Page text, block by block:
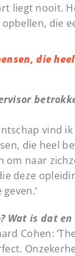
liegt nooit.
die
die
vind
die heel
om naar
deze
Wat is dat en
Cohen: